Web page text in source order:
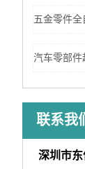
联系我
深圳市